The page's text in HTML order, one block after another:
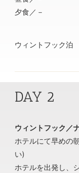
夕食／－
ウィントフック泊
DAY 2
ウィントフック／
ホテルにて早めの
い)
ホテルを出発し、